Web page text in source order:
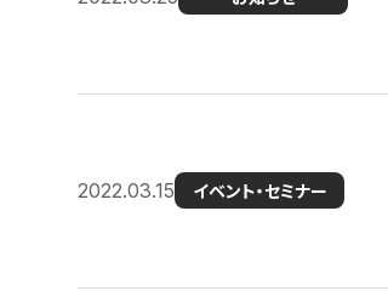
2022.03.15 イベント・セミナー